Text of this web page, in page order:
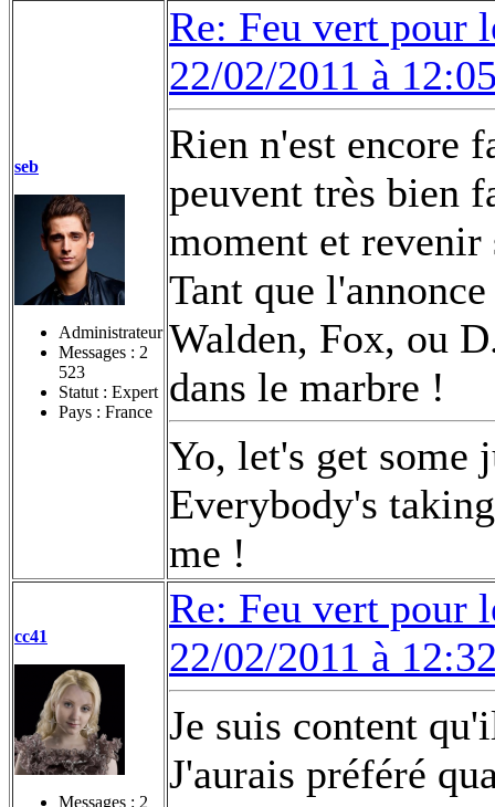
seb
Administrateur
Messages : 2
523
Statut : Expert
Pays : France
Re: Feu vert pour
22/02/2011 à
Rien n'est encore
peuvent très bien
moment et
Tant que
Walden, Fox, ou
dans le marbre !
Yo, let's get some
Everybody's
me !
cc41
Messages : 2
Re: Feu vert pour
22/02/2011 à
Je suis content
J'aurais préféré